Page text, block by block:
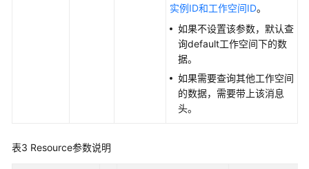
发
实例ID和工作空间ID。
如果不设置该参数，默认查
询default工作空间下的数
据。
如果需要查询其他工作空间
的数据，需要带上该消息
头。
表3 Resource参数说明